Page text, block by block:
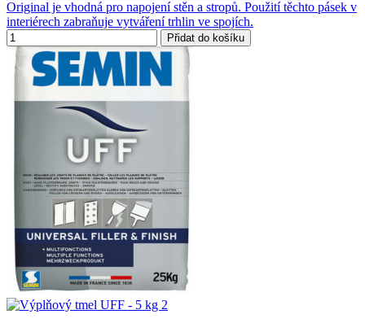
Original je vhodná pro napojení stěn a stropů. Použití těchto pásek v
interiérech zabraňuje vytváření trhlin ve spojích.
Přidat do košíku